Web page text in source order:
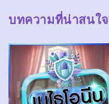
บทความที่น่าสนใจ